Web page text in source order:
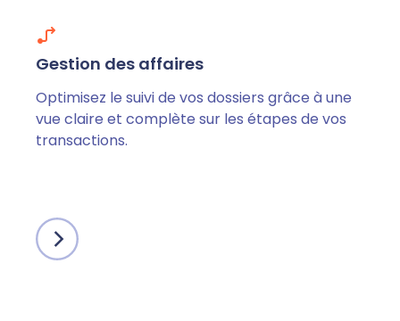
Gestion des affaires
Optimisez le suivi de vos dossiers grâce à une
vue claire et complète sur les étapes de vos
transactions.